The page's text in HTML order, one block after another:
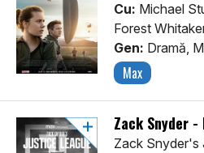
Cu: Michael
Forest
Gen: Dramă,
Max
Zack Snyder
Zack Snyder's